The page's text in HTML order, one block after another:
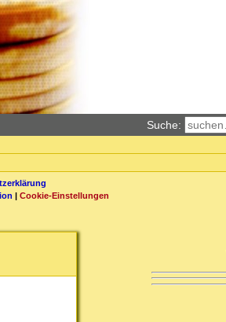
Suche:
| Cookie-Einstellungen